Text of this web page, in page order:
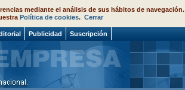
mediante el análisis de sus hábitos de navegación.
Política de cookies. Cerrar
Publicidad Suscripción